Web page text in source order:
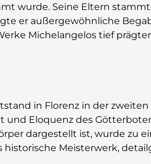
wurde. Seine Eltern
er außergewöhnliche
Michelangelos tief
in Florenz in der zweiten
Eloquenz des
dargestellt ist, wurde zu
Meisterwerk,